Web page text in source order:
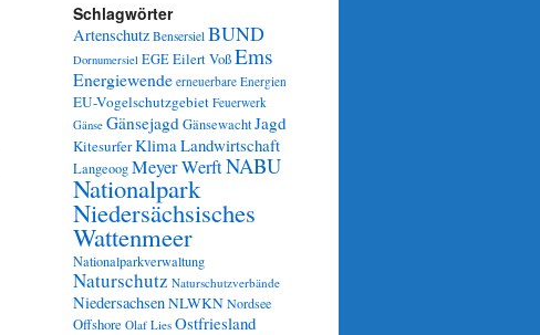
Schlagwörter
Artenschutz Bensersiel BUND
Dornumersiel EGEEilert VoßEms
Energiewende erneuerbare Energien
EU-Vogelschutzgebiet Feuerwerk
Gänse GänsejagdGänsewachtJagd
KitesurferKlimaLandwirtschaft
LangeoogMeyer WerftNABU
Nationalpark
Niedersächsisches
Wattenmeer
Nationalparkverwaltung
Naturschutz Naturschutzverbände
NiedersachsenNLWKNNordsee
Offshore Olaf Lies Ostfriesland